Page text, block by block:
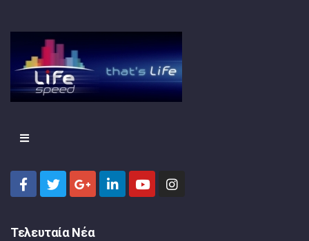
Τελευταία Νέα